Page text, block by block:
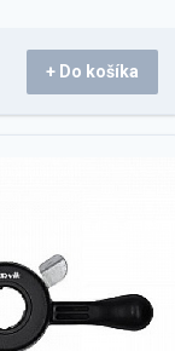
+ Do košíka